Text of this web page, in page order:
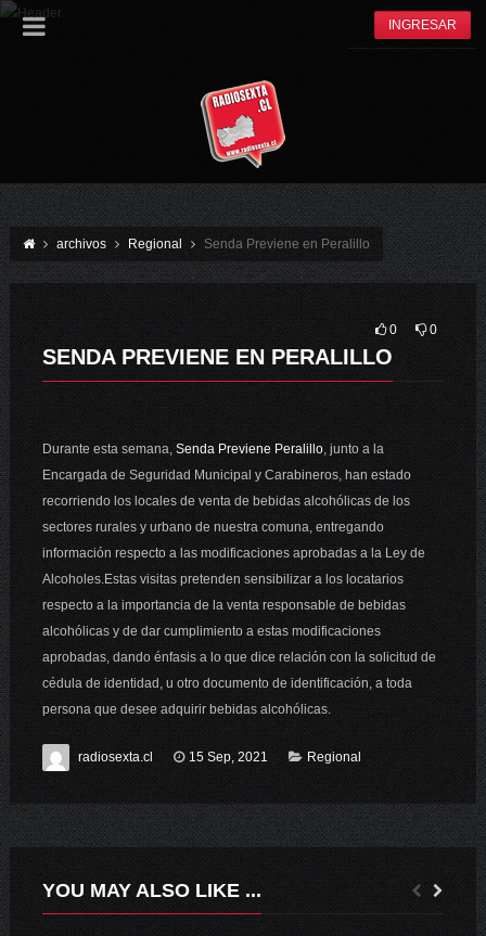
INGRESAR
archivos Regional Senda Previene en Peralillo
0 0
SENDA PREVIENE EN PERALILLO
Durante esta semana, Senda Previene Peralillo, junto a la
Encargada de Seguridad Municipal y Carabineros, han estado
recorriendo los locales de venta de bebidas alcohólicas de los
sectores rurales y urbano de nuestra comuna, entregando
información respecto a las modificaciones aprobadas a la Ley de
Alcoholes.Estas visitas pretenden sensibilizar a los locatarios
respecto a la importancia de la venta responsable de bebidas
alcohólicas y de dar cumplimiento a estas modificaciones
aprobadas, dando énfasis a lo que dice relación con la solicitud de
cédula de identidad, u otro documento de identificación, a toda
persona que desee adquirir bebidas alcohólicas.
radiosexta.cl 15 Sep, 2021 Regional
YOU MAY ALSO LIKE ...